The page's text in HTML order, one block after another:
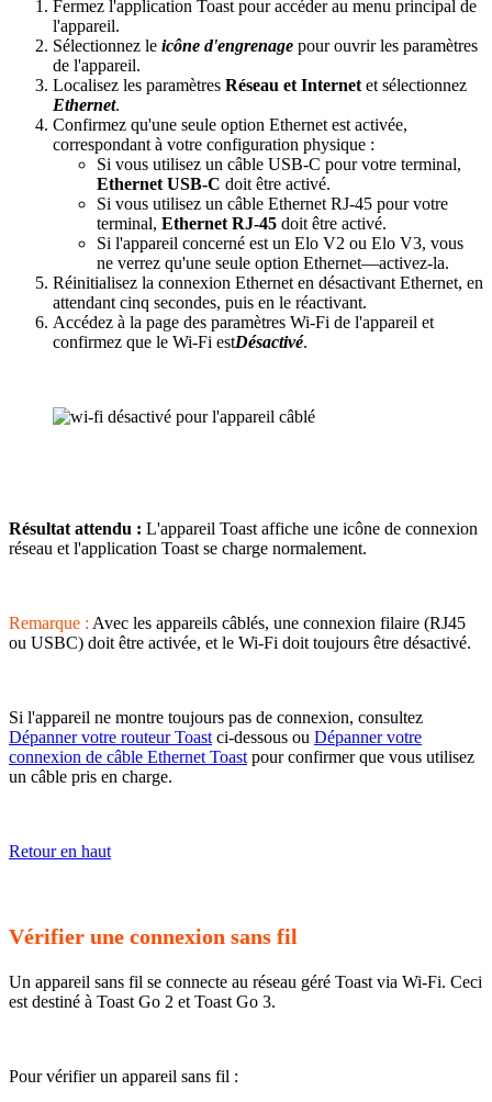
Fermez l'application Toast pour accéder au menu principal de
l'appareil.
Sélectionnez le icône d'engrenage pour ouvrir les paramètres
de l'appareil.
Localisez les paramètres Réseau et Internet et sélectionnez
Ethernet.
Confirmez qu'une seule option Ethernet est activée,
correspondant à votre configuration physique :
Si vous utilisez un câble USB-C pour votre terminal,
Ethernet USB-C doit être activé.
Si vous utilisez un câble Ethernet RJ-45 pour votre
terminal, Ethernet RJ-45 doit être activé.
Si l'appareil concerné est un Elo V2 ou Elo V3, vous
ne verrez qu'une seule option Ethernet—activez-la.
Réinitialisez la connexion Ethernet en désactivant Ethernet, en
attendant cinq secondes, puis en le réactivant.
Accédez à la page des paramètres Wi-Fi de l'appareil et
confirmez que le Wi-Fi estDésactivé.
Résultat attendu : L'appareil Toast affiche une icône de connexion
réseau et l'application Toast se charge normalement.
Remarque : Avec les appareils câblés, une connexion filaire (RJ45
ou USBC) doit être activée, et le Wi-Fi doit toujours être désactivé.
Si l'appareil ne montre toujours pas de connexion, consultez
Dépanner votre routeur Toast ci-dessous ou Dépanner votre
connexion de câble Ethernet Toast pour confirmer que vous utilisez
un câble pris en charge.
Retour en haut
Vérifier une connexion sans fil
Un appareil sans fil se connecte au réseau géré Toast via Wi-Fi. Ceci
est destiné à Toast Go 2 et Toast Go 3.
Pour vérifier un appareil sans fil :